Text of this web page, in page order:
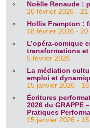
Noëlle Renaude :
20 février 2026 -
Hollis Frampton :
18 février 2026 -
L’opéra-comique
transformations
5 février 2026
La médiation
emploi et
15 janvier 2026 -
Écritures
2026 du GRAPPE
Pratiques
15 janvier 2026 -